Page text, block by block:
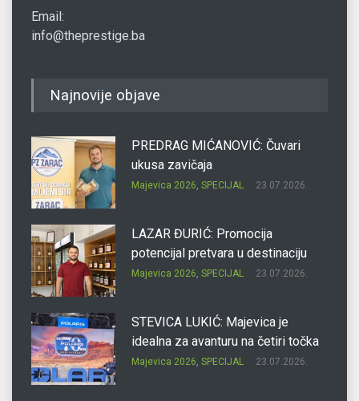
Email:
info@theprestige.ba
Najnovije objave
PREDRAG MIĆANOVIĆ: Čuvari
ukusa zavičaja
Majevica 2026, SPECIJAL 23.07.2026.
LAZAR ĐURIĆ: Promocija
potencijal pretvara u destinaciju
Majevica 2026, SPECIJAL 23.07.2026.
STEVICA LUKIĆ: Majevica je
idealna za avanturu na četiri točka
Majevica 2026, SPECIJAL 23.07.2026.